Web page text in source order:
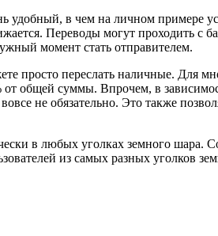
удобный, в чем на личном примере
Переводы могут проходить
момент стать отправителем.
просто переслать наличные. Для
от общей суммы. Впрочем, в
не обязательно. Это также
в любых уголках земного
из самых разных уголков